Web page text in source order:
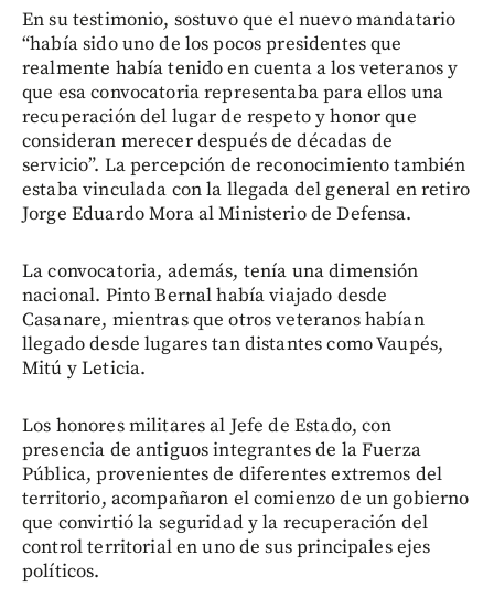
En su testimonio, sostuvo que el nuevo mandatario
“había sido uno de los pocos presidentes que
realmente había tenido en cuenta a los veteranos y
que esa convocatoria representaba para ellos una
recuperación del lugar de respeto y honor que
consideran merecer después de décadas de
servicio”. La percepción de reconocimiento también
estaba vinculada con la llegada del general en retiro
Jorge Eduardo Mora al Ministerio de Defensa.
La convocatoria, además, tenía una dimensión
nacional. Pinto Bernal había viajado desde
Casanare, mientras que otros veteranos habían
llegado desde lugares tan distantes como Vaupés,
Mitú y Leticia.
Los honores militares al Jefe de Estado, con
presencia de antiguos integrantes de la Fuerza
Pública, provenientes de diferentes extremos del
territorio, acompañaron el comienzo de un gobierno
que convirtió la seguridad y la recuperación del
control territorial en uno de sus principales ejes
políticos.